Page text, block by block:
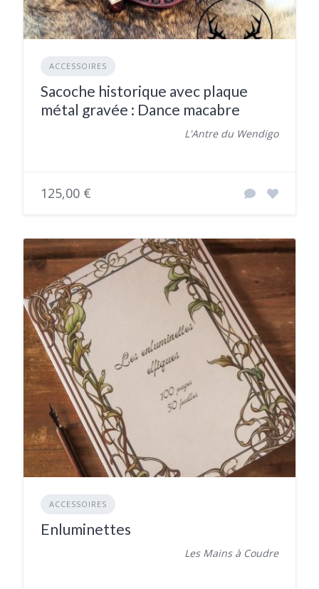
ACCESSOIRES
Sacoche historique avec plaque
métal gravée : Dance macabre
L'Antre du Wendigo
125,00 €
ACCESSOIRES
Enluminettes
Les Mains à Coudre